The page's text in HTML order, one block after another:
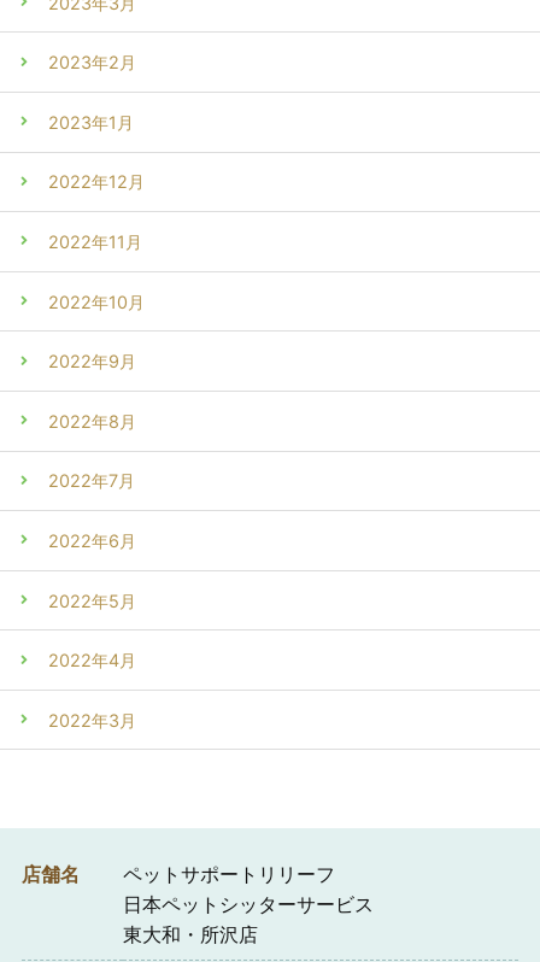
2023年2月
2023年1月
2022年12月
2022年11月
2022年10月
2022年9月
2022年8月
2022年7月
2022年6月
2022年5月
2022年4月
2022年3月
店舗名
ペットサポートリリーフ
日本ペットシッターサービス
東大和・所沢店